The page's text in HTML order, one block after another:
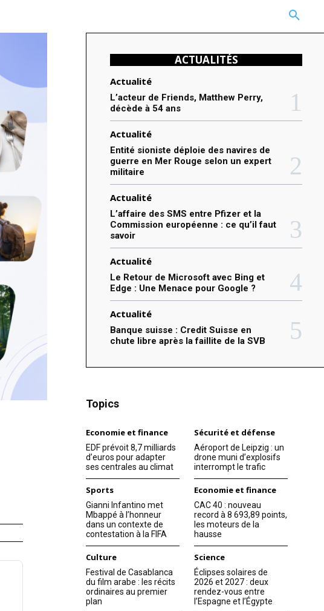
MORE
ACTUALITÉS
Actualité
L’acteur de Friends, Matthew Perry,
décède à 54 ans
Actualité
Entité sioniste déploie des navires de
guerre en Mer Rouge selon un expert
militaire
Actualité
L’affaire des SMS entre Pfizer et la
Commission européenne : ce qu’il faut
savoir
Actualité
Le Retour de Microsoft avec Bing et
Edge : Une Menace pour Google ?
Actualité
Banque suisse : Credit Suisse en
chute libre après la faillite de la SVB
Topics
Economie et finance
EDF prévoit 8,7 milliards
d’euros pour adapter
ses centrales au climat
Sécurité et défense
Aéroport de Leipzig : un
drone muni d’explosifs
interrompt le trafic
Sports
Gianni Infantino met
Mbappé à l’honneur
dans un contexte de
contestation à la FIFA
Economie et finance
CAC 40 : nouveau
record à 8 693,89 points,
les moteurs de la
hausse
Culture
Festival de Casablanca
du film arabe : les récits
ordinaires au premier
plan
Science
Éclipses solaires de
2026 et 2027 : deux
rendez-vous entre
l’Espagne et l’Égypte